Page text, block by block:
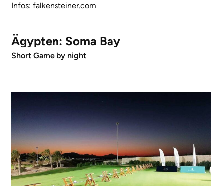
Infos: falkensteiner.com
Ägypten: Soma Bay
Short Game by night